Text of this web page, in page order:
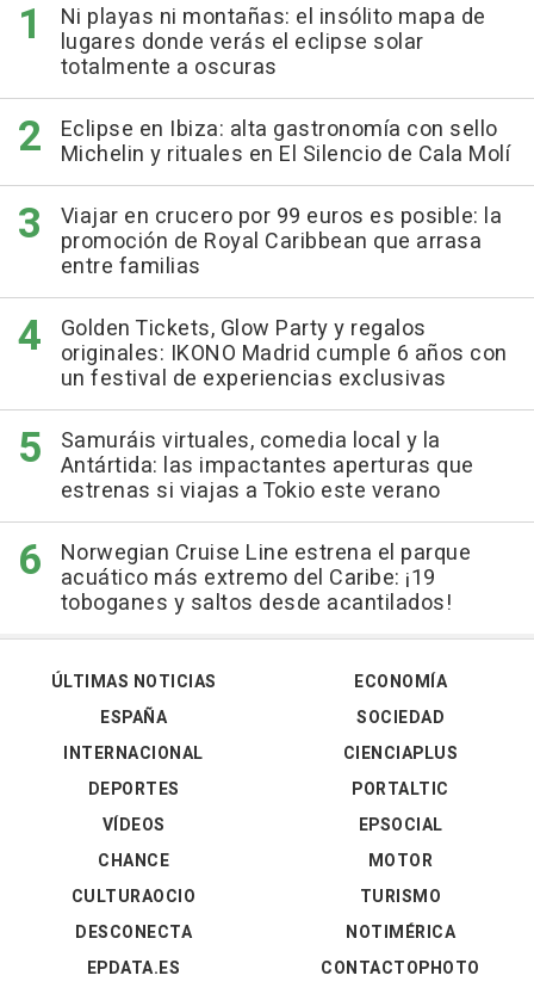
Ni playas ni montañas: el insólito mapa de
lugares donde verás el eclipse solar
totalmente a oscuras
Eclipse en Ibiza: alta gastronomía con sello
Michelin y rituales en El Silencio de Cala Molí
Viajar en crucero por 99 euros es posible: la
promoción de Royal Caribbean que arrasa
entre familias
Golden Tickets, Glow Party y regalos
originales: IKONO Madrid cumple 6 años con
un festival de experiencias exclusivas
Samuráis virtuales, comedia local y la
Antártida: las impactantes aperturas que
estrenas si viajas a Tokio este verano
Norwegian Cruise Line estrena el parque
acuático más extremo del Caribe: ¡19
toboganes y saltos desde acantilados!
ÚLTIMAS NOTICIAS
ESPAÑA
INTERNACIONAL
DEPORTES
VÍDEOS
ECONOMÍA
SOCIEDAD
CIENCIAPLUS
PORTALTIC
EPSOCIAL
CHANCE
CULTURAOCIO
DESCONECTA
EPDATA.ES
MOTOR
TURISMO
NOTIMÉRICA
CONTACTOPHOTO